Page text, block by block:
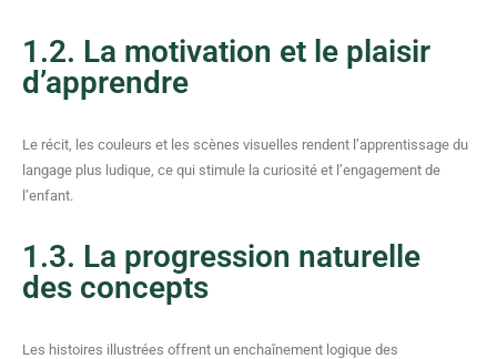
1.2. La motivation et le plaisir
d’apprendre
Le récit, les couleurs et les scènes visuelles rendent l’apprentissage du
langage plus ludique, ce qui stimule la curiosité et l’engagement de
l’enfant.
1.3. La progression naturelle
des concepts
Les histoires illustrées offrent un enchaînement logique des